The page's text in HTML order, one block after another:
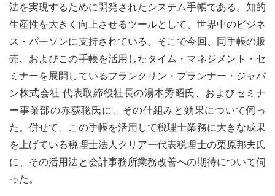
法を実現するために開発されたシステム手帳である。知的
生産性を大きく向上させるツールとして、世界中のビジネ
ス・パーソンに支持されている。そこで今回、同手帳の販
売、およびこの手帳を活用したタイム・マネジメント・セ
ミナーを展開しているフランクリン・プランナー・ジャパ
ン株式会社 代表取締役社長の湯本秀昭氏、およびセミナ
ー事業部の赤荻聡氏に、その仕組みと効果について伺っ
た。併せて、この手帳を活用して税理士業務に大きな成果
を上げている税理士法人クリアー代表税理士の栗原邦夫氏
に、その活用法と会計事務所業務改善への期待について伺
った。